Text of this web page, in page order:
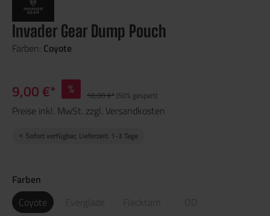
Invader Gear Dump Pouch
Farben: Coyote
9,00 €* % 18,00 €* (50% gespart)
Preise inkl. MwSt. zzgl. Versandkosten
Sofort verfügbar, Lieferzeit: 1-3 Tage
Farben
Coyote
OD